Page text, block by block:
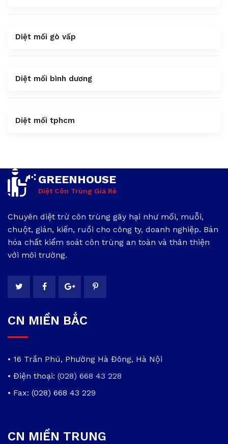
Diệt mối gò vấp
Diệt mối bình dương
Diệt mối tphcm
GREENHOUSE
Diệt Côn Trùng Giá Rẻ
Chuyên diệt trừ côn trùng gây hại như mối, muỗi,
chuột, gián, kiến, ruồi cho công ty, doanh nghiệp. Bán
hóa chất kiểm soát côn trùng an toàn và thân thiện
với môi trường.
CN MIỀN BẮC
• 16 Trần Phú, Phường Hà Đông, Hà Nội
• Điện thoại: (028) 668 43 228
• Fax: (028) 668 43 229
CN MIỀN TRUNG